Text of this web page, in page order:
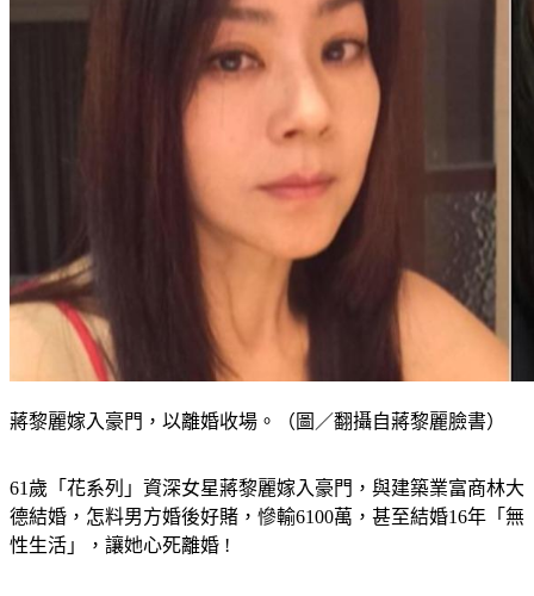
德結婚，怎料男方婚後好賭，慘輸6100萬，甚至結婚16年「無
性生活」，讓她心死離婚 !